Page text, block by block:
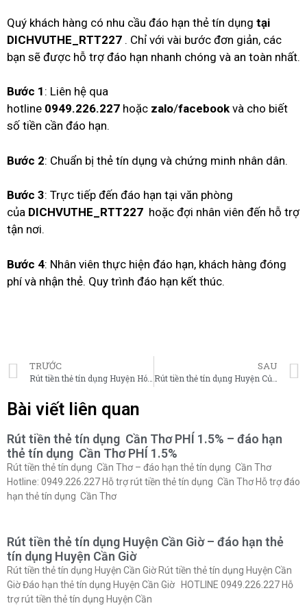
Quý khách hàng có nhu cầu đáo hạn thẻ tín dụng tại
DICHVUTHE_RTT227 . Chỉ với vài bước đơn giản, các
bạn sẽ được hỗ trợ đáo hạn nhanh chóng và an toàn nhất.
Bước 1 : Liên hệ qua
hotline 0949.226.227 hoặc zalo/facebook và cho biết
số tiền cần đáo hạn.
Bước 2: Chuẩn bị thẻ tín dụng và chứng minh nhân dân.
Bước 3: Trực tiếp đến đáo hạn tại văn phòng
của DICHVUTHE_RTT227 hoặc đợi nhân viên đến hỗ trợ
tận nơi.
Bước 4: Nhân viên thực hiện đáo hạn, khách hàng đóng
phí và nhận thẻ. Quy trình đáo hạn kết thúc.
TRƯỚC SAU
Rút tiền thẻ tín dụng Huyện Củ Chi – đáo hạn thẻ tín dụng Huyện Củ Chi
Bài viết liên quan
Rút tiền thẻ tín dụng Cần Thơ PHÍ 1.5% – đáo hạn
thẻ tín dụng Cần Thơ PHÍ 1.5%
Rút tiền thẻ tín dụng Cần Thơ – đáo hạn thẻ tín dụng Cần Thơ
Hotline: 0949.226.227 Hỗ trợ rút tiền thẻ tín dụng Cần Thơ Hỗ trợ đáo
hạn thẻ tín dụng Cần Thơ
Rút tiền thẻ tín dụng Huyện Cần Giờ – đáo hạn thẻ
tín dụng Huyện Cần Giờ
Rút tiền thẻ tín dụng Huyện Cần Giờ Rút tiền thẻ tín dụng Huyện Cần
Giờ Đáo hạn thẻ tín dụng Huyện Cần Giờ HOTLINE 0949.226.227 Hỗ
trợ rút tiền thẻ tín dụng Huyện Cần